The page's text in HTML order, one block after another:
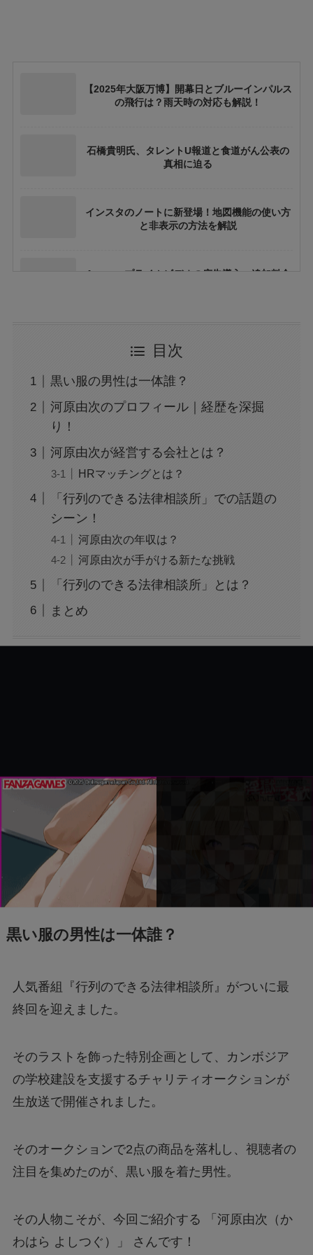
【2025年大阪万博】開幕日とブルーインパルス
の飛行は？雨天時の対応も解説！
石橋貴明氏、タレントU報道と食道がん公表の
真相に迫る
インスタのノートに新登場！地図機能の使い方
と非表示の方法を解説
Amazonプライムビデオの広告導入：追加料金
か？間接的影響を徹底解説
らえる？引換時の注意点も解説
広末涼子の薬物使用疑惑：事故と逮捕の真相を
検証
広末涼子を名乗る女が暴行逮捕！事件の全容を
徹底調査！
「すするTV」が炎上？！その真実とは？
トランプの関税で何が変わる？関税についても
と対処法は？
【Switch2】抽選結果が表示されない？原因と
「+295356510110からの着信に要注意！詐欺電
Nintendo Switch 2は何が変わる？前モデルと
【フジテレビ】第三者委員会報告書のタレント
Uって誰？
選はどこから応募できる？
からせる！はどこで読める？無料で読めるの？
目次
黒い服の男性は一体誰？
河原由次のプロフィール｜経歴を深掘
り！
河原由次が経営する会社とは？
HRマッチングとは？
「行列のできる法律相談所」での話題の
シーン！
河原由次の年収は？
河原由次が手がける新たな挑戦
「行列のできる法律相談所」とは？
まとめ
黒い服の男性は一体誰？
人気番組『行列のできる法律相談所』がついに最
終回を迎えました。
そのラストを飾った特別企画として、カンボジア
の学校建設を支援するチャリティオークションが
生放送で開催されました。
そのオークションで2点の商品を落札し、視聴者の
注目を集めたのが、黒い服を着た男性。
その人物こそが、今回ご紹介する 「河原由次（か
わはら よしつぐ）」 さんです！